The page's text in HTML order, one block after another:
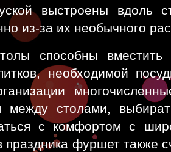
выстроены вдоль
из-за их необычного
способны вместить
необходимой
между столами,
с комфортом с
праздника фуршет также